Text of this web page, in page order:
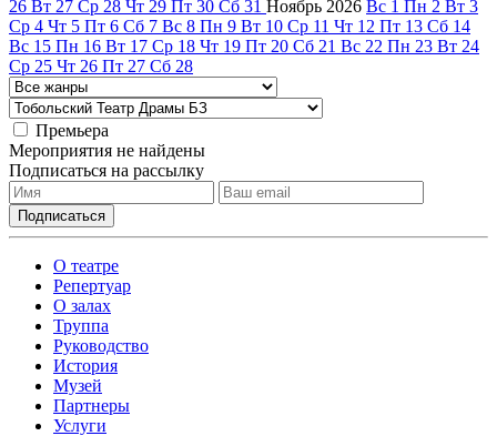
26 Вт 27 Ср 28 Чт 29 Пт 30 Сб 31 Ноябрь 2026 Вс 1 Пн 2 Вт 3
Ср 4 Чт 5 Пт 6 Сб 7 Вс 8 Пн 9 Вт 10 Ср 11 Чт 12 Пт 13 Сб 14
Вс 15 Пн 16 Вт 17 Ср 18 Чт 19 Пт 20 Сб 21 Вс 22 Пн 23 Вт 24
Ср 25 Чт 26 Пт 27 Сб 28
Премьера
Мероприятия не найдены
Подписаться на рассылку
О театре
Репертуар
О залах
Труппа
Руководство
История
Музей
Партнеры
Услуги